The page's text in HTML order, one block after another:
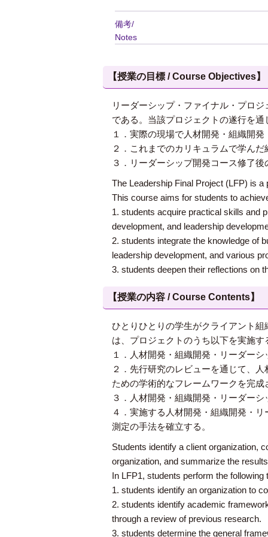
備考/
Notes
【授業の目標 / Course Objectives】
リーダーシップ・ファイナル・プロ
である。当該プロジェクトの遂行を
１．実際の現場で人材開発・組織開
２．これまでのカリキュラムで学ん
３．リーダーシップ開発コース修了
The Leadership Final Project (LFP) is
This course aims for students to
1. students acquire practical skills and
development, and leadership
2. students integrate the knowledge of
leadership development, and various
3. students deepen their reflections on
【授業の内容 / Course Contents】
ひとりひとりの学生がクライアント
は、プロジェクトのうち以下を実施す
１．人材開発・組織開発・リーダー
２．先行研究のレビューを通じて、
ための学術的なフレームワークを完成
３．人材開発・組織開発・リーダー
４．実施する人材開発・組織開発・
測定の手法を確立する。
Students identify a client organization,
organization, and summarize the
In LFP1, students perform the following
1. students identify an organization to
2. students identify academic
through a review of previous research.
3. students determine the general